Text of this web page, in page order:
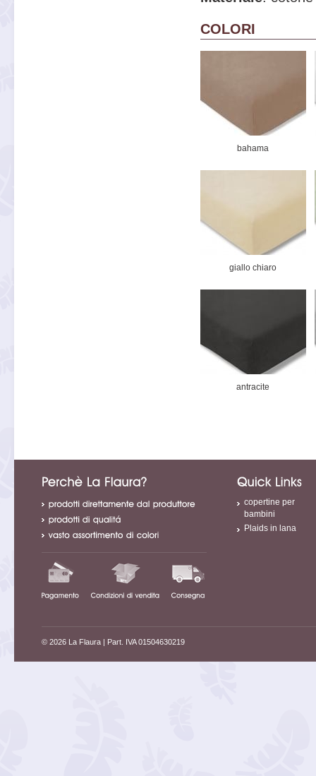
COLORI
bahama
giallo chiaro
antracite
copertine per
bambini
Plaids in lana
© 2026 La Flaura| Part. IVA 01504630219